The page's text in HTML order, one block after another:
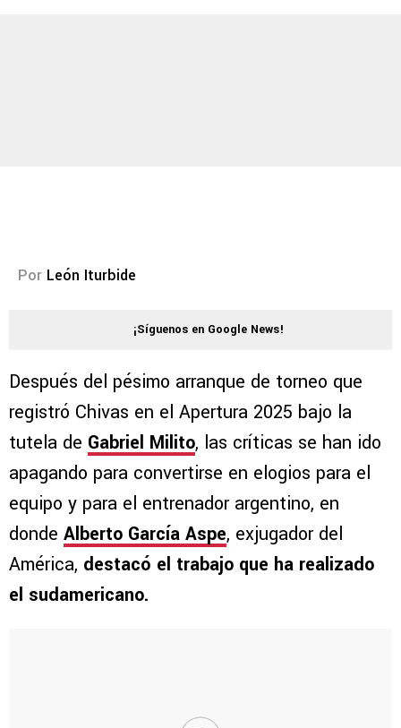
Por León Iturbide
¡Síguenos en Google News!
Después del pésimo arranque de torneo que
registró Chivas en el Apertura 2025 bajo la
tutela de Gabriel Milito, las críticas se han ido
apagando para convertirse en elogios para el
equipo y para el entrenador argentino, en
donde Alberto García Aspe, exjugador del
América, destacó el trabajo que ha realizado
el sudamericano.